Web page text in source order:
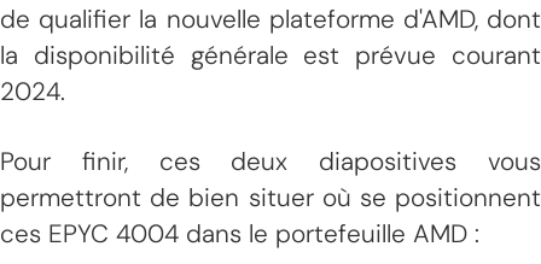
de qualifier la nouvelle plateforme d'AMD, dont
la disponibilité générale est prévue courant
2024.
Pour finir, ces deux diapositives vous
permettront de bien situer où se positionnent
ces EPYC 4004 dans le portefeuille AMD :